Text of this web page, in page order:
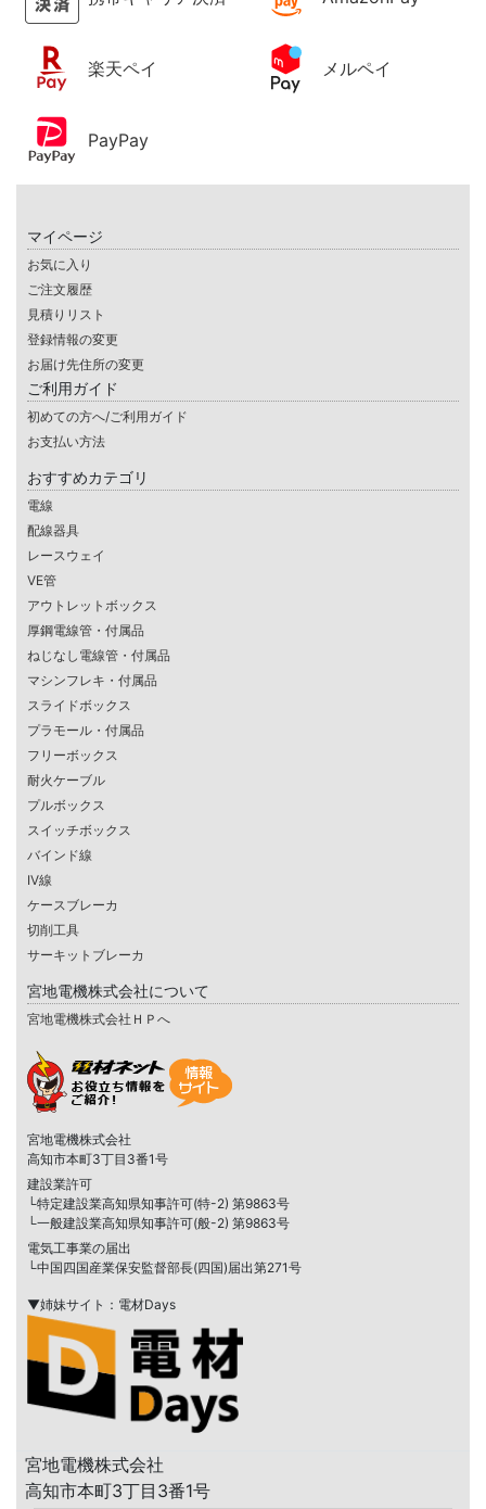
楽天ペイ メルペイ
PayPay
マイページ
お気に入り
ご注文履歴
見積りリスト
登録情報の変更
お届け先住所の変更
ご利用ガイド
初めての方へ/ご利用ガイド
お支払い方法
おすすめカテゴリ
電線
配線器具
レースウェイ
VE管
アウトレットボックス
厚鋼電線管・付属品
ねじなし電線管・付属品
マシンフレキ・付属品
スライドボックス
プラモール・付属品
フリーボックス
耐火ケーブル
プルボックス
スイッチボックス
バインド線
IV線
ケースブレーカ
切削工具
サーキットブレーカ
宮地電機株式会社について
宮地電機株式会社ＨＰへ
宮地電機株式会社
高知市本町3丁目3番1号
建設業許可
└特定建設業高知県知事許可(特-2) 第9863号
└一般建設業高知県知事許可(般-2) 第9863号
電気工事業の届出
└中国四国産業保安監督部長(四国)届出第271号
▼姉妹サイト：電材Days
宮地電機株式会社
高知市本町3丁目3番1号